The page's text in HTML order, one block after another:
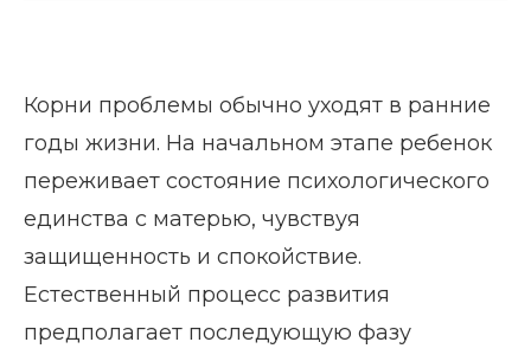
Корни проблемы обычно уходят в ранние
годы жизни. На начальном этапе ребенок
переживает состояние психологического
единства с матерью, чувствуя
защищенность и спокойствие.
Естественный процесс развития
предполагает последующую фазу